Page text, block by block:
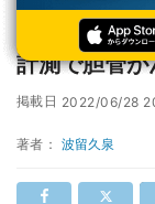
農工大、
計測で胆管
掲載日 2022/06/28
著者： 波留久泉